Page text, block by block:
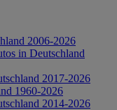
2006-2026
in Deutschland
2017-2026
1960-2026
2014-2026